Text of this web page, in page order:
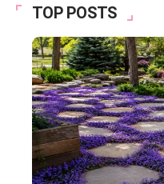
TOP POSTS